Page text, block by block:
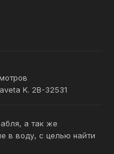
K. 2B-32531
а так же
в воду, с целью найти